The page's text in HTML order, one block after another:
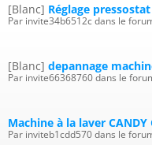
[Blanc] Réglage
Par invite34b6512c dans le
[Blanc] depannage
Par invite66368760 dans le
Machine à la laver CANDY
Par inviteb1cdd570 dans le